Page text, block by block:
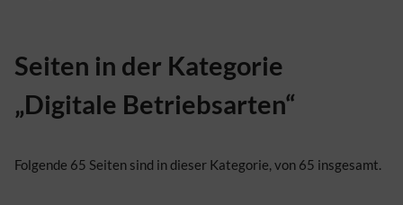
Seiten in der Kategorie
„Digitale Betriebsarten“
Folgende 65 Seiten sind in dieser Kategorie, von 65 insgesamt.